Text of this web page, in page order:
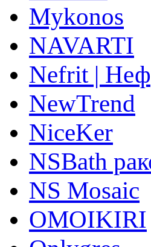
Mykonos
NAVARTI
Nefrit |
NewTrend
NiceKer
NSBath
NS Mosaic
OMOIKIRI